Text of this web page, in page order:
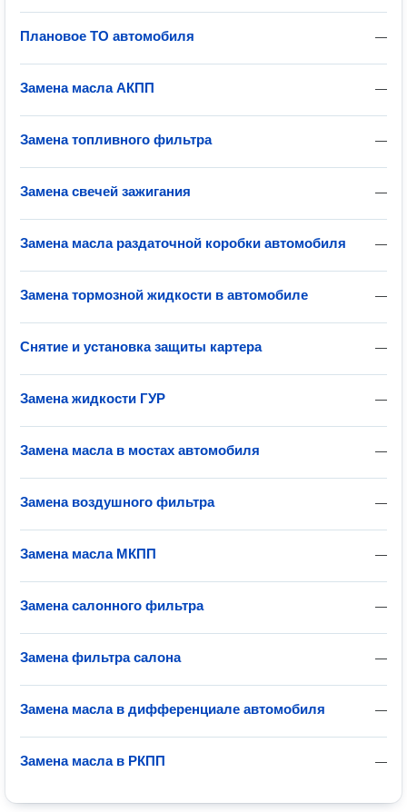
—
Плановое ТО автомобиля
—
Замена масла АКПП
—
Замена топливного фильтра
—
Замена свечей зажигания
—
Замена масла раздаточной коробки автомобиля
—
Замена тормозной жидкости в автомобиле
—
Снятие и установка защиты картера
—
Замена жидкости ГУР
—
Замена масла в мостах автомобиля
—
Замена воздушного фильтра
—
Замена масла МКПП
—
Замена салонного фильтра
—
Замена фильтра салона
—
Замена масла в дифференциале автомобиля
—
Замена масла в РКПП